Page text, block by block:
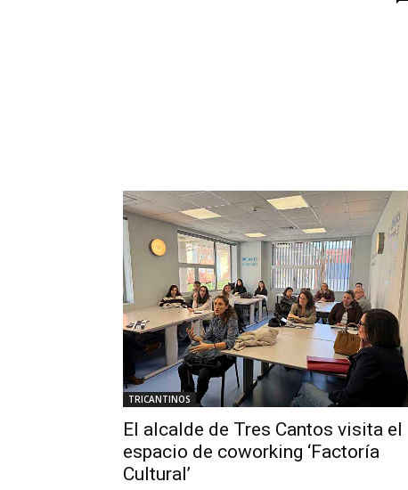
TRICANTINOS
El alcalde de Tres Cantos visita el
espacio de coworking ‘Factoría
Cultural’